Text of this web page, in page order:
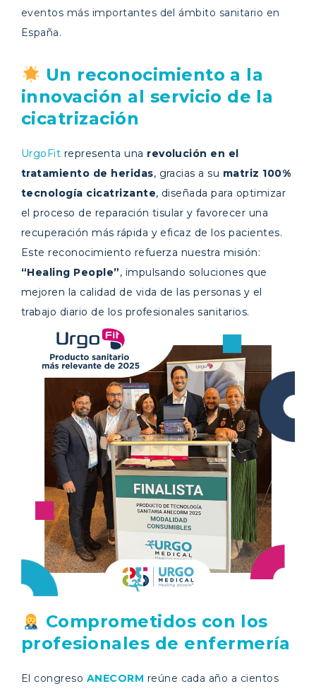
eventos más importantes del ámbito sanitario en
España.
Un reconocimiento a la
innovación al servicio de la
cicatrización
UrgoFit representa una revolución en el
tratamiento de heridas, gracias a su matriz 100%
tecnología cicatrizante, diseñada para optimizar
el proceso de reparación tisular y favorecer una
recuperación más rápida y eficaz de los pacientes.
Este reconocimiento refuerza nuestra misión:
“Healing People”, impulsando soluciones que
mejoren la calidad de vida de las personas y el
trabajo diario de los profesionales sanitarios.
Comprometidos con los
profesionales de enfermería
El congreso ANECORM reúne cada año a cientos